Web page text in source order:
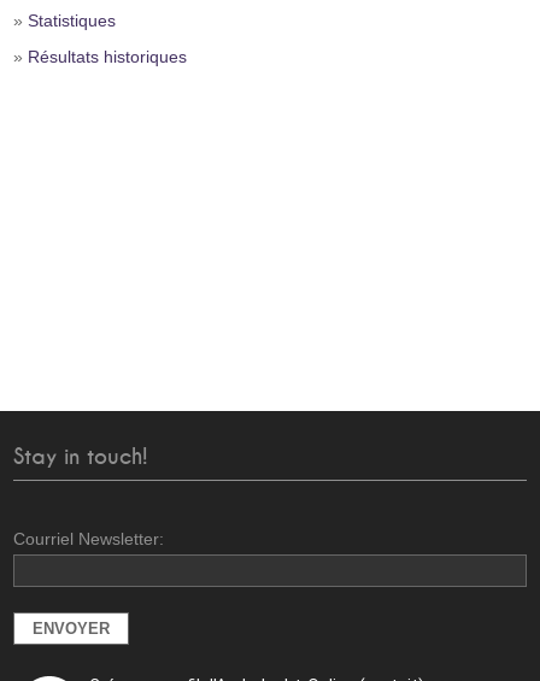
»Statistiques
» Résultats historiques
Stay in touch!
Courriel Newsletter: